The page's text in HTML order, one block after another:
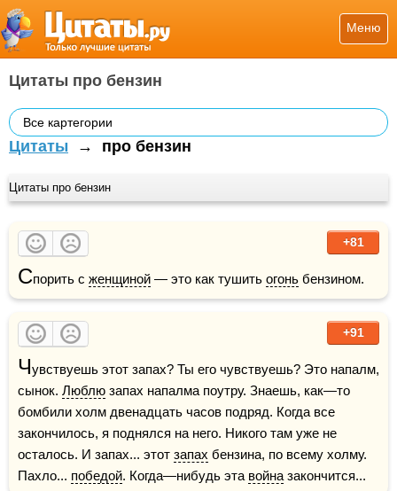
Меню
Цитаты про бензин
Все картегории
Цитаты → про бензин
Цитаты про бензин
+81
Спорить с женщиной — это как тушить огонь бензином.
+91
Чувствуешь этот запах? Ты его чувствуешь? Это напалм,
сынок. Люблю запах напалма поутру. Знаешь, как—то
бомбили холм двенадцать часов подряд. Когда все
закончилось, я поднялся на него. Никого там уже не
осталось. И запах... этот запах бензина, по всему холму.
Пахло... победой. Когда—нибудь эта война закончится...